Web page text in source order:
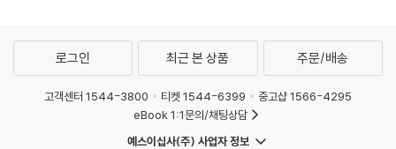
로그인 최근 본 상품 주문/배송
고객센터 1544-3800 티켓 1544-6399
중고샵 1566-4295
eBook 1:1문의/채팅상담
예스이십사(주) 사업자 정보